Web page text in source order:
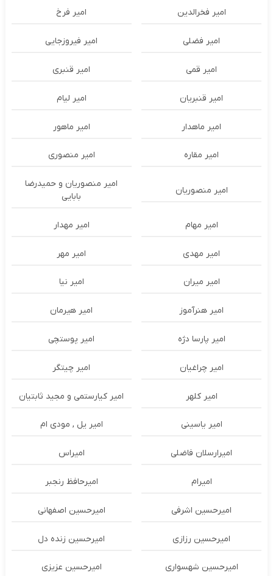
امیر فخرالدین امیر فرخ
امیر فضلی امیر فیروزجایی
امیر قمی امیر قنبری
امیر قنبریان امیر لیام
امیر ماهدار امیر ماهور
امیر مقاره امیر منصوری
امیر منصوریان
امیر منصوریان و حمیدرضا
بابایی
امیر مهام امیر مهدار
امیر مهدی امیر مهر
امیر میران امیر نیا
امیر هنرآموز امیر هیرمان
امیر پارسا دژه امیر پوستچی
امیر چراغیان امیر چیتگر
امیر کلهر امیر کیارستمی و مجید ثابتیان
امیر یاسینی امیر یل , مودی ام
امیرارسلان فاضلی امیراس
امیرام امیرحافظ رنجبر
امیرحسین اشرفی امیرحسین اصفهانی
امیرحسین رزازی امیرحسین زنده دل
امیرحسین شهسواری امیرحسین عزیزی